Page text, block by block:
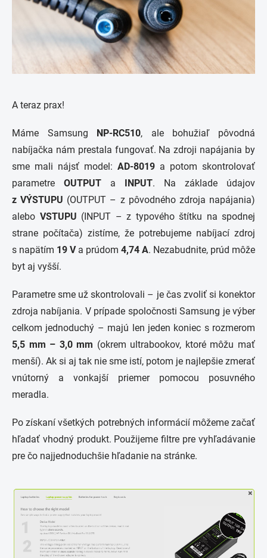
A teraz prax!
Máme Samsung NP-RC510, ale bohužiaľ pôvodná
nabíjačka nám prestala fungovať. Na zdroji napájania by
sme mali nájsť model: AD-8019 a potom skontrolovať
parametre OUTPUT a INPUT. Na základe údajov
z VÝSTUPU (OUTPUT – z pôvodného zdroja napájania)
alebo VSTUPU (INPUT – z typového štítku na spodnej
strane počítača) zistíme, že potrebujeme nabíjací zdroj
s napätím 19 Va prúdom 4,74 A. Nezabudnite, prúd môže
byt aj vyšší.
Parametre sme už skontrolovali – je čas zvoliť si konektor
zdroja nabíjania. V prípade spoločnosti Samsung je výber
celkom jednoduchý – majú len jeden koniec s rozmerom
5,5 mm – 3,0 mm (okrem ultrabookov, ktoré môžu mať
menší). Ak si aj tak nie sme istí, potom je najlepšie zmerať
vnútorný a vonkajší priemer pomocou posuvného
meradla.
Po získaní všetkých potrebných informácií môžeme začať
hľadať vhodný produkt. Použijeme filtre pre vyhľadávanie
pre čo najjednoduchšie hľadanie na stránke.